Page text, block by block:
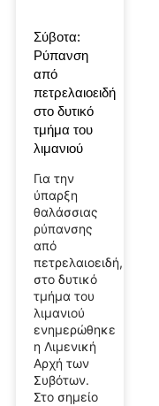
Σύβοτα:
Ρύπανση
από
πετρελαιοειδή
στο δυτικό
τμήμα του
λιμανιού
Για την
ύπαρξη
θαλάσσιας
ρύπανσης
από
πετρελαιοειδή,
στο δυτικό
τμήμα του
λιμανιού
ενημερώθηκε
η Λιμενική
Αρχή των
Συβότων.
Στο σημείο